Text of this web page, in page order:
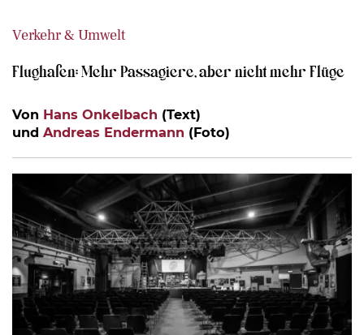
Verkehr & Umwelt
Flughafen: Mehr Passagiere, aber nicht mehr Flüge
Von Hans Onkelbach (Text)
und Andreas Endermann (Foto)